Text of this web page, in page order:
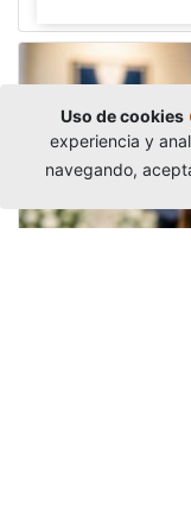
Uso de cookies
experiencia y
navegando,